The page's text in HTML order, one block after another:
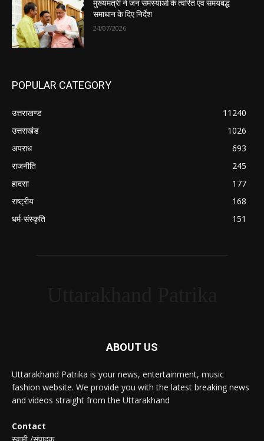
मुख्यमंत्री ने जन समस्याओं के त्वरित एवं समयबद्ध
समाधान के दिए निर्देश
24/07/2026
POPULAR CATEGORY
उत्तराखण्ड
11240
उत्तराखंड
1026
अपराध
693
राजनीति
245
हादसा
177
राष्ट्रीय
168
धर्म-संस्कृति
151
ABOUT US
Uttarakhand Patrika is your news, entertainment, music
fashion website. We provide you with the latest breaking news
and videos straight from the Uttarakhand
Contact